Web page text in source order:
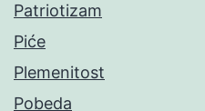
Patriotizam
Piće
Plemenitost
Pobeda